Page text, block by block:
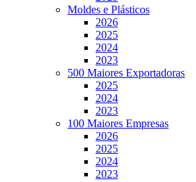
Moldes e Plásticos
2026
2025
2024
2023
500 Maiores Exportadoras
2025
2024
2023
100 Maiores Empresas
2026
2025
2024
2023